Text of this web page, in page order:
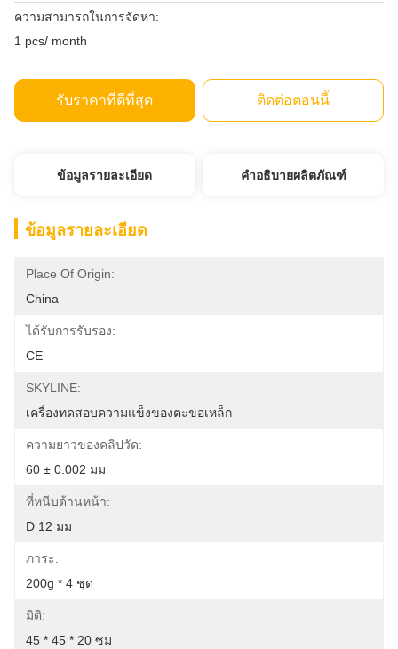
ความสามารถในการจัดหา:
1 pcs/ month
รับราคาที่ดีที่สุด ติดต่อตอนนี้
ข้อมูลรายละเอียด คำอธิบายผลิตภัณฑ์
ข้อมูลรายละเอียด
Place Of Origin:
China
ได้รับการรับรอง:
CE
SKYLINE:
เครื่องทดสอบความแข็งของตะขอเหล็ก
ความยาวของคลิปวัด:
60 ± 0.002 มม
ที่หนีบด้านหน้า:
D 12 มม
ภาระ:
200g * 4 ชุด
มิติ:
45 * 45 * 20 ซม